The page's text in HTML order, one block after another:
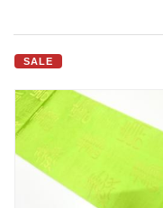
SALE